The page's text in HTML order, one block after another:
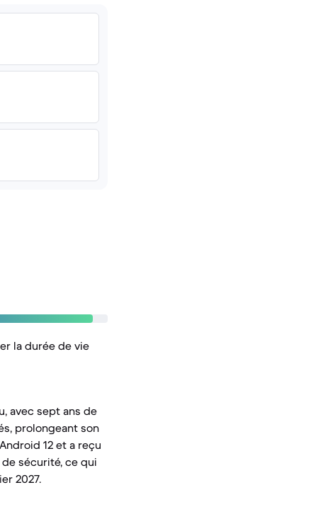
la durée de vie
avec sept ans de
prolongeant son
12 et a reçu
sécurité, ce qui
2027.